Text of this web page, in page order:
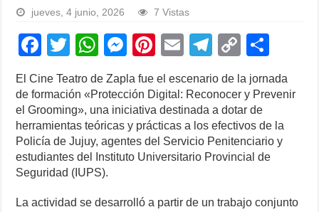
jueves, 4 junio, 2026 7 Vistas
F
c
e
b
o
o
k
T
tt
er
W
h
at
s
A
p
p
M
e
ss
e
n
g
Pi
nt
er
e
st
E
ail
T
el
e
gr
a
m
C
o
p
y
Li
n
h
ar
El Cine Teatro de Zapla fue el escenario de la jornada
de formación «Protección Digital: Reconocer y Prevenir
el Grooming», una iniciativa destinada a dotar de
herramientas teóricas y prácticas a los efectivos de la
Policía de Jujuy, agentes del Servicio Penitenciario y
estudiantes del Instituto Universitario Provincial de
Seguridad (IUPS).
La actividad se desarrolló a partir de un trabajo conjunto